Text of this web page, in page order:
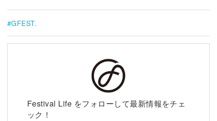
GFEST.
Festival Life をフォローして最新情報をチェ
ック！